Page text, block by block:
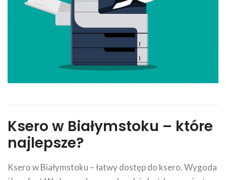
Ksero w Białymstoku – które
najlepsze?
Ksero w Białymstoku – łatwy dostęp do ksero. Wygoda